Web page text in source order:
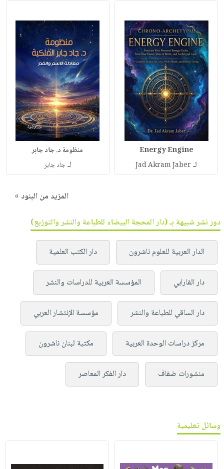
Energy Engine
لـ Jad Akram Jaber
منظومة د. جاد جابر
لـجاد جابر
المزيد من البنود »
دور نشر شبيهة بـ (دار المحجة البيضاء للطباعة والنشر والتوزيع)
الدار العربية للعلوم ناشرون دار الكتب العلمية
دار الفارابي المؤسسة العربية للدراسات والنشر
دار الساقي للطباعة والنشر مؤسسة الإنتشار العربي
مركز دراسات الوحدة العربية مكتبة لبنان ناشرون
منشورات ضفاف دار الفكر المعاصر
وسائل تعليمية